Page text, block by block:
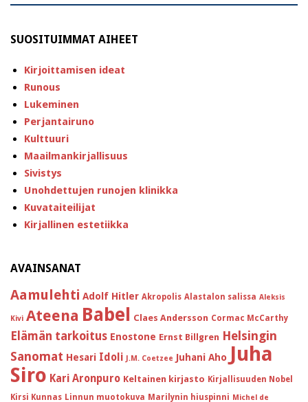
SUOSITUIMMAT AIHEET
Kirjoittamisen ideat
Runous
Lukeminen
Perjantairuno
Kulttuuri
Maailmankirjallisuus
Sivistys
Unohdettujen runojen klinikka
Kuvataiteilijat
Kirjallinen estetiikka
AVAINSANAT
Aamulehti Adolf Hitler Akropolis Alastalon salissa Aleksis
Kivi Ateena Babel Claes Andersson Cormac McCarthy
Elämän tarkoitus Enostone Ernst Billgren Helsingin
Sanomat Hesari Idoli J.M. Coetzee Juhani Aho Juha
Siro Kari Aronpuro Keltainen kirjasto Kirjallisuuden Nobel
Kirsi Kunnas Linnun muotokuva Marilynin hiuspinni Michel de